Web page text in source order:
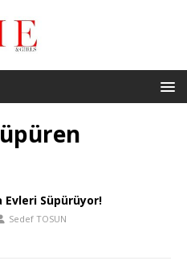
Evleri Süpürüyor!
Sedef TOSUN